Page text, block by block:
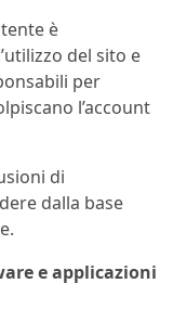
è
del sito e
per
l’account
di
dalla base
e applicazioni